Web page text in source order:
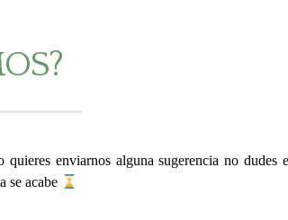
enviarnos alguna sugerencia no
se acabe